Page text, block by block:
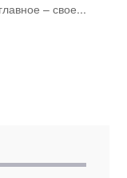
– свое...